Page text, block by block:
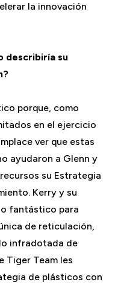
la innovación
describiría su
porque, como
en el ejercicio
ver que estas
ayudaron a Glenn y
su Estrategia
Kerry y su
fantástico para
de reticulación,
infradotada de
Tiger Team les
de plásticos con